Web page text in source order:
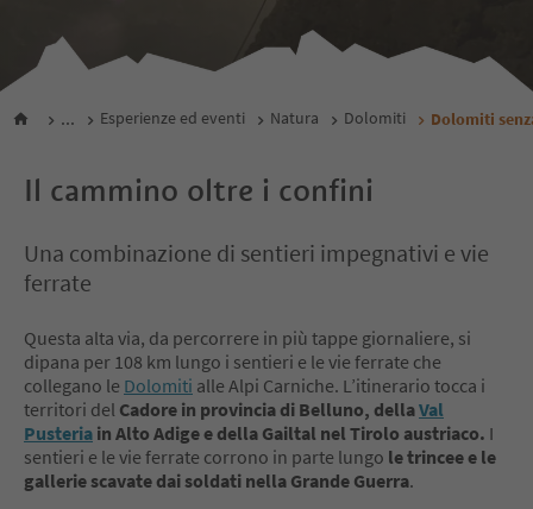
... Esperienze ed eventi Natura Dolomiti Dolomiti
Il cammino oltre i confini
Una combinazione di sentieri impegnativi e vie
ferrate
Questa alta via, da percorrere in più tappe giornaliere, si
dipana per 108 km lungo i sentieri e le vie ferrate che
collegano le Dolomiti alle Alpi Carniche. L’itinerario tocca i
territori del Cadore in provincia di Belluno, dellaVal
Pusteria in Alto Adige e della Gailtal nel Tirolo austriaco. I
sentieri e le vie ferrate corrono in parte lungo le trincee e le
gallerie scavate dai soldati nella Grande Guerra.